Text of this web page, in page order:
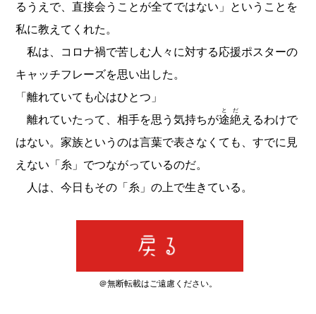
るうえで、直接会うことが全てではない」ということを
私に教えてくれた。
私は、コロナ禍で苦しむ人々に対する応援ポスターの
キャッチフレーズを思い出した。
「離れていても心はひとつ」
離れていたって、相手を思う気持ちが途絶
とだ
えるわけで
はない。家族というのは言葉で表さなくても、すでに見
えない「糸」でつながっているのだ。
人は、今日もその「糸」の上で生きている。
＠無断転載はご遠慮ください。